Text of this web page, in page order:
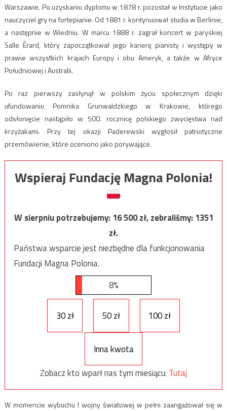
Warszawie. Po uzyskaniu dyplomu w 1878 r. pozostał w Instytucie jako
nauczyciel gry na fortepianie. Od 1881 r. kontynuował studia w Berlinie,
a następnie w Wiedniu. W marcu 1888 r. zagrał koncert w paryskiej
Salle Érard, który zapoczątkował jego karierę pianisty i występy w
prawie wszystkich krajach Europy i obu Ameryk, a także w Afryce
Południowej i Australii.
Po raz pierwszy zasłynął w polskim życiu społecznym dzięki
ufundowaniu Pomnika Grunwaldzkiego w Krakowie, którego
odsłonięcie nastąpiło w 500. rocznicę polskiego zwycięstwa nad
krzyżakami. Przy tej okazji Paderewski wygłosił patriotyczne
przemówienie, które oceniono jako porywające.
Wspieraj Fundację Magna Polonia!
W sierpniu potrzebujemy:16 500zł, zebraliśmy:1351
zł.
Państwa wsparcie jest niezbędne dla funkcjonowania
Fundacji Magna Polonia.
8%
30 zł 50 zł 100 zł
Inna kwota
Zobacz kto wparł nas tym miesiącu: Tutaj
W momencie wybuchu I wojny światowej w pełni zaangażował się w